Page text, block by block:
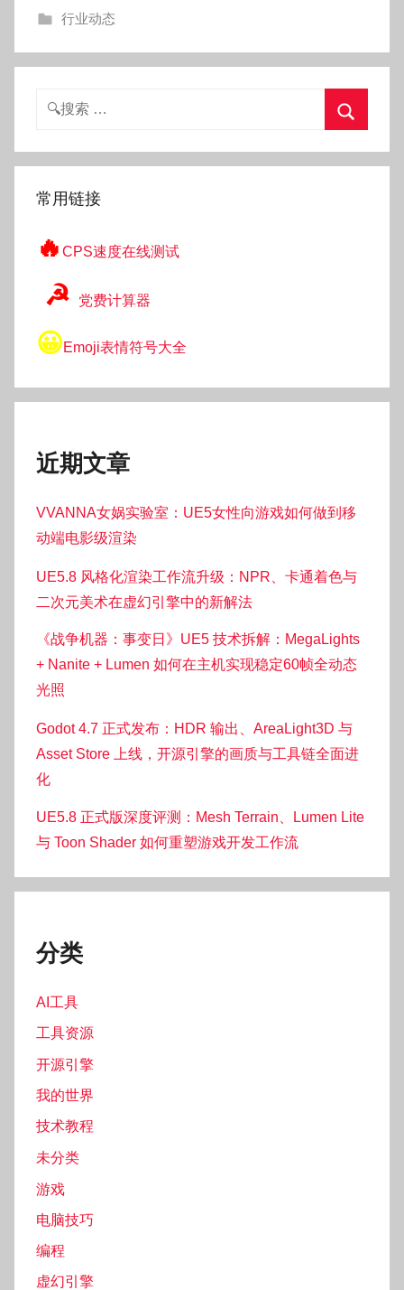
行业动态
搜
索
常用链接
🔥 CPS速度在线测试
☭ 党费计算器
😀Emoji表情符号大全
近期文章
VVANNA女娲实验室：UE5女性向游戏如何做到移
动端电影级渲染
UE5.8 风格化渲染工作流升级：NPR、卡通着色与
二次元美术在虚幻引擎中的新解法
《战争机器：事变日》UE5 技术拆解：MegaLights
+ Nanite + Lumen 如何在主机实现稳定60帧全动态
光照
Godot 4.7 正式发布：HDR 输出、AreaLight3D 与
Asset Store 上线，开源引擎的画质与工具链全面进
化
UE5.8 正式版深度评测：Mesh Terrain、Lumen Lite
与 Toon Shader 如何重塑游戏开发工作流
分类
AI工具
工具资源
开源引擎
我的世界
技术教程
未分类
游戏
电脑技巧
编程
虚幻引擎